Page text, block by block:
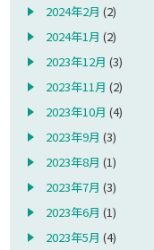
2024年2月 (2)
2024年1月 (2)
2023年12月 (3)
2023年11月 (2)
2023年10月 (4)
2023年9月 (3)
2023年8月 (1)
2023年7月 (3)
2023年6月 (1)
2023年5月 (4)